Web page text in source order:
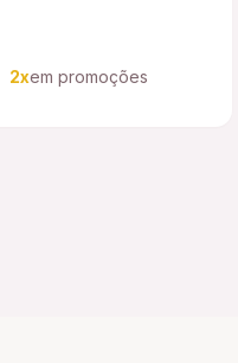
2xem promoções